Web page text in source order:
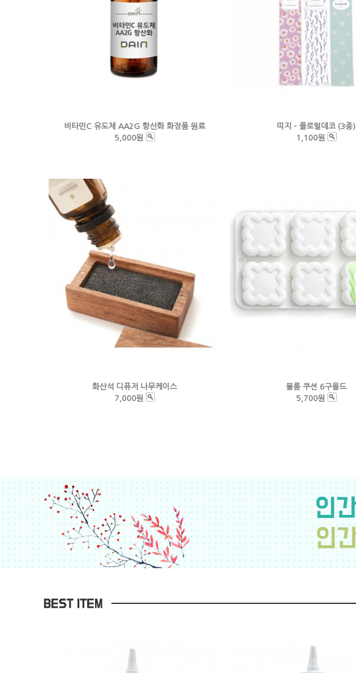
비타민C 유도체 AA2G 항산화 화장품 원료
5,000원
띠지 - 플로럴데코 (3종)
1,100원
화산석 디퓨저 나무케이스
7,000원
볼룸 쿠션 6구몰드
5,700원